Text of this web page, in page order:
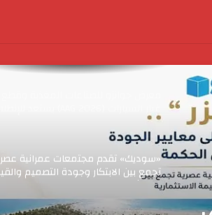
الاستثمارية
وزير المالية يُعلن ضريبة القيمة المضافة
على غاز المنازل تتحملها الشركات لا
المواطنون